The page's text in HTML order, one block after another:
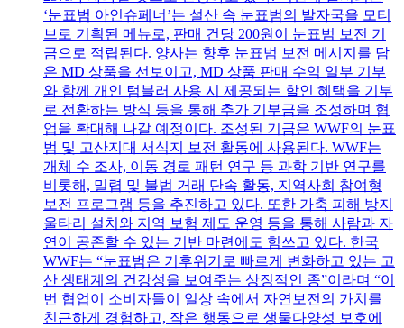
‘눈표범 아인슈페너’는 설산 속 눈표범의 발자국을 모티
브로 기획된 메뉴로, 판매 건당 200원이 눈표범 보전 기
금으로 적립된다. 양사는 향후 눈표범 보전 메시지를 담
은 MD 상품을 선보이고, MD 상품 판매 수익 일부 기부
와 함께 개인 텀블러 사용 시 제공되는 할인 혜택을 기부
로 전환하는 방식 등을 통해 추가 기부금을 조성하며 협
업을 확대해 나갈 예정이다. 조성된 기금은 WWF의 눈표
범 및 고산지대 서식지 보전 활동에 사용된다. WWF는
개체 수 조사, 이동 경로 패턴 연구 등 과학 기반 연구를
비롯해, 밀렵 및 불법 거래 단속 활동, 지역사회 참여형
보전 프로그램 등을 추진하고 있다. 또한 가축 피해 방지
울타리 설치와 지역 보험 제도 운영 등을 통해 사람과 자
연이 공존할 수 있는 기반 마련에도 힘쓰고 있다. 한국
WWF는 “눈표범은 기후위기로 빠르게 변화하고 있는 고
산 생태계의 건강성을 보여주는 상징적인 종”이라며 “이
번 협업이 소비자들이 일상 속에서 자연보전의 가치를
친근하게 경험하고, 작은 행동으로 생물다양성 보호에